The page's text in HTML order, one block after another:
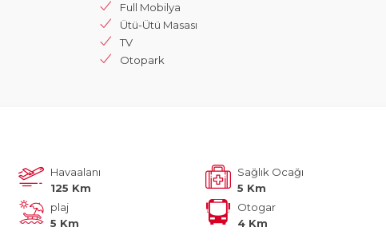
Full Mobilya
Ütü-Ütü Masası
TV
Otopark
Havaalanı
125 Km
Sağlık Ocağı
5 Km
plaj
5 Km
Otogar
4 Km